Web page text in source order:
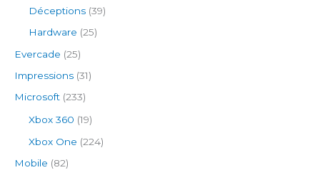
Déceptions (39)
Hardware (25)
Evercade (25)
Impressions (31)
Microsoft (233)
Xbox 360 (19)
Xbox One (224)
Mobile (82)